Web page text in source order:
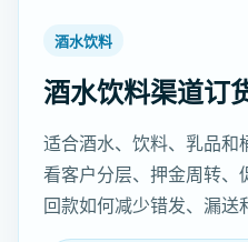
酒水饮料
酒水饮料渠道订
适合酒水、饮料、乳品和
看客户分层、押金周转、
回款如何减少错发、漏送